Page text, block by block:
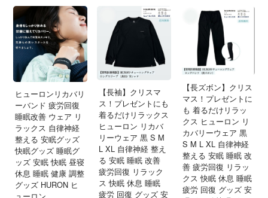
ヒューロンリカバリ
ーバンド 疲労回復
睡眠改善 ウェア リ
ラックス 自律神経
整える 安眠グッズ
快眠グッズ 睡眠グ
ッズ 安眠 快眠 昼寝
休息 睡眠 健康 調整
グッズ HURON ヒ
【長袖】クリスマ
ス！プレゼントにも
着るだけリラックス
ヒューロン リカバ
リーウェア 黒 S M
L XL 自律神経 整え
る 安眠 睡眠 改善
疲労回復 リラック
ス 快眠 休息 睡眠
疲労 回復 グッズ 安
【長ズボン】クリス
マス！プレゼントに
も 着るだけリラッ
クス ヒューロン リ
カバリーウェア 黒
S M L XL 自律神経
整える 安眠 睡眠 改
善 疲労回復 リラッ
クス 快眠 休息 睡眠
疲労 回復 グッズ 安